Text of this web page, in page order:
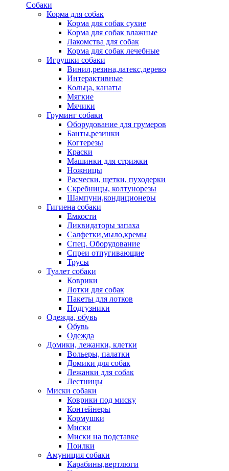
Собаки
Корма для собак
Корма для собак сухие
Корма для собак влажные
Лакомства для собак
Корма для собак лечебные
Игрушки собаки
Винил,резина,латекс,дерево
Интерактивные
Кольца, канаты
Мягкие
Мячики
Груминг собаки
Оборудование для грумеров
Банты,резинки
Когтерезы
Краски
Машинки для стрижки
Ножницы
Расчески, щетки, пуходерки
Скребницы, колтунорезы
Шампуни,кондиционеры
Гигиена собаки
Емкости
Ликвидаторы запаха
Салфетки,мыло,кремы
Спец. Оборудование
Спреи отпугивающие
Трусы
Туалет собаки
Коврики
Лотки для собак
Пакеты для лотков
Подгузники
Одежда, обувь
Обувь
Одежда
Домики, лежанки, клетки
Вольеры, палатки
Домики для собак
Лежанки для собак
Лестницы
Миски собаки
Коврики под миску
Контейнеры
Кормушки
Миски
Миски на подставке
Поилки
Амуниция собаки
Карабины,вертлюги